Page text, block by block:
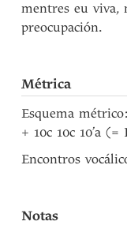
mentres eu viva,
preocupación.
Métrica
Esquema métrico:
+ 10c 10c 10’a (=
Encontros
Notas